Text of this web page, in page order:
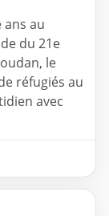
ans au
du 21e
le
réfugiés au
avec